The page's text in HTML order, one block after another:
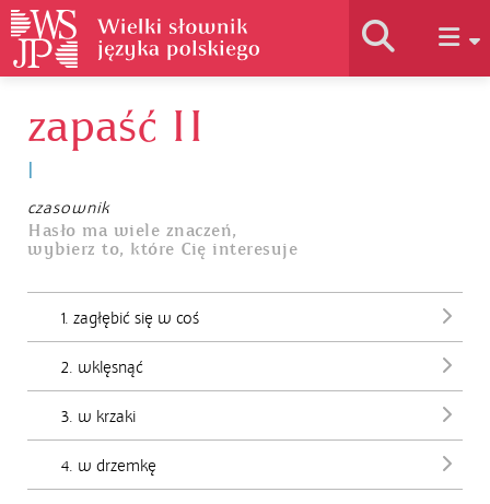
Historia słownika
Autorzy
zapaść II
I
czasownik
Hasło ma wiele znaczeń,
wybierz to, które Cię interesuje
1. zagłębić się w coś
2. wklęsnąć
3. w krzaki
4. w drzemkę